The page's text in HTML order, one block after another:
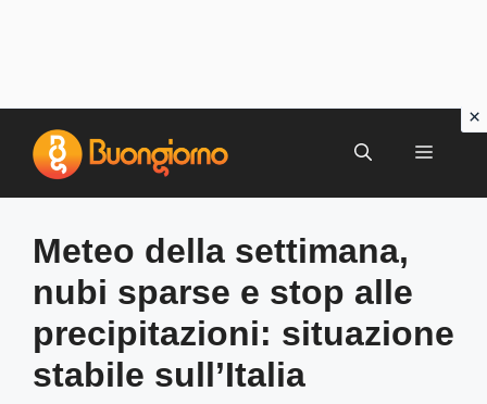
contenuto
MENU
Meteo della settimana,
nubi sparse e stop alle
precipitazioni: situazione
stabile sull’Italia